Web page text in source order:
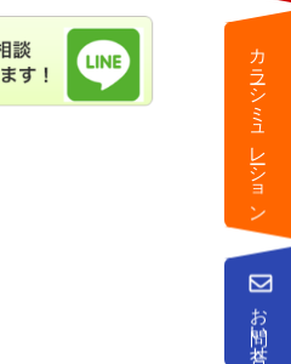
カラーシミュレーション
お問い合せ